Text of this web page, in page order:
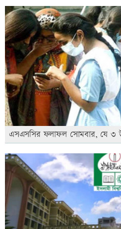
এসএসসির ফলাফল সোমবার, যে ৩